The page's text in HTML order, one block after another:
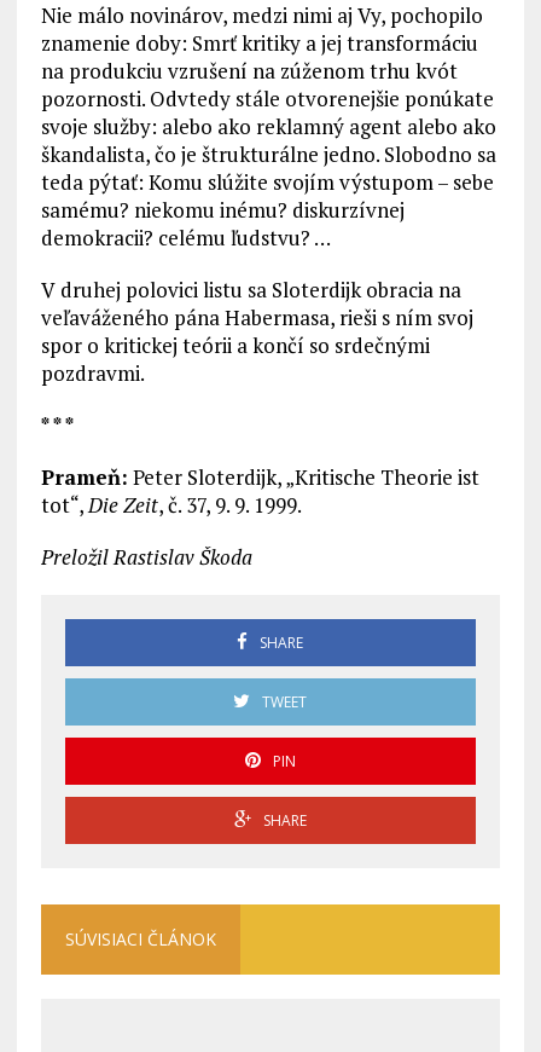
Nie málo novinárov, medzi nimi aj Vy, pochopilo
znamenie doby: Smrť kritiky a jej transformáciu
na produkciu vzrušení na zúženom trhu kvót
pozornosti. Odvtedy stále otvorenejšie ponúkate
svoje služby: alebo ako reklamný agent alebo ako
škandalista, čo je štrukturálne jedno. Slobodno sa
teda pýtať: Komu slúžite svojím výstupom – sebe
samému? niekomu inému? diskurzívnej
demokracii? celému ľudstvu? …
V druhej polovici listu sa Sloterdijk obracia na
veľaváženého pána Habermasa, rieši s ním svoj
spor o kritickej teórii a končí so srdečnými
pozdravmi.
* * *
Prameň: Peter Sloterdijk, „Kritische Theorie ist
tot“,Die Zeit, č. 37, 9. 9. 1999.
Preložil Rastislav Škoda
SHARE
TWEET
PIN
SHARE
SÚVISIACI ČLÁNOK